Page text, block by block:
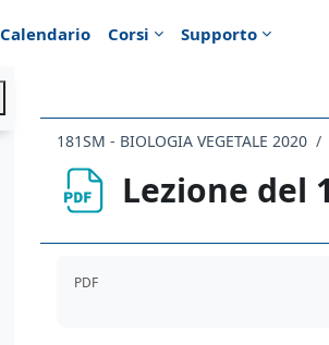
Calendario Corsi Supporto
181SM - BIOLOGIA VEGETALE 2020
Lezione del
PDF